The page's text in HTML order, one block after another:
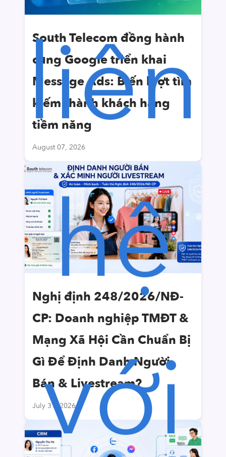
South Telecom đồng hành
cùng Google triển khai
Message Ads: Biến lượt tìm
kiếm thành khách hàng
tiềm năng
August 07, 2026
Nghị định 248/2026/NĐ-
CP: Doanh nghiệp TMĐT &
Mạng Xã Hội Cần Chuẩn Bị
Gì Để Định Danh Người
Bán & Livestream?
July 31, 2026
liên
hệ
với